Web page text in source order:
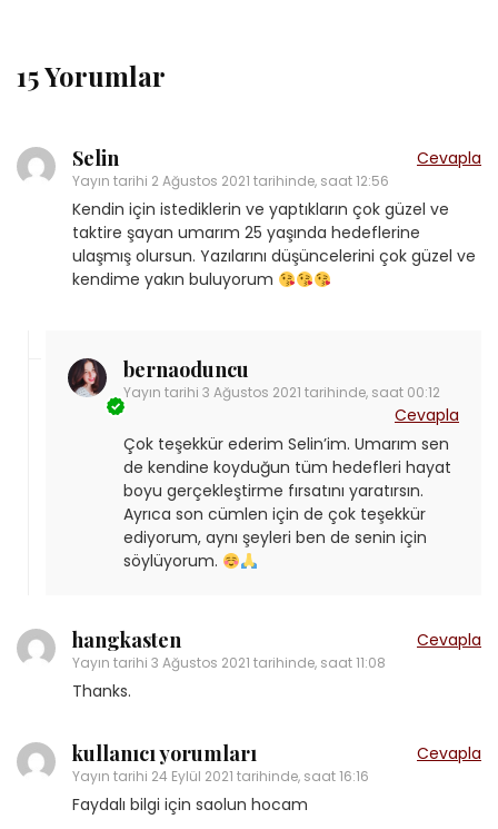
15 Yorumlar
Selin
Yayın tarihi 2 Ağustos 2021 tarihinde, saat 12:56
Cevapla
Kendin için istediklerin ve yaptıkların çok güzel ve
taktire şayan umarım 25 yaşında hedeflerine
ulaşmış olursun. Yazılarını düşüncelerini çok güzel ve
kendime yakın buluyorum
bernaoduncu
Yayın tarihi 3 Ağustos 2021 tarihinde, saat 00:12
Cevapla
Çok teşekkür ederim Selin’im. Umarım sen
de kendine koyduğun tüm hedefleri hayat
boyu gerçekleştirme fırsatını yaratırsın.
Ayrıca son cümlen için de çok teşekkür
ediyorum, aynı şeyleri ben de senin için
söylüyorum.
hangkasten
Yayın tarihi 3 Ağustos 2021 tarihinde, saat 11:08
Cevapla
Thanks.
kullanıcı yorumları
Yayın tarihi 24 Eylül 2021 tarihinde, saat 16:16
Cevapla
Faydalı bilgi için saolun hocam